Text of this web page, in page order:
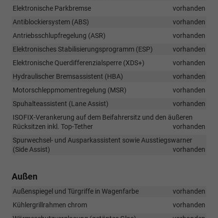
Elektronische Parkbremse
vorhanden
Antiblockiersystem (ABS)
vorhanden
Antriebsschlupfregelung (ASR)
vorhanden
Elektronisches Stabilisierungsprogramm (ESP)
vorhanden
Elektronische Querdifferenzialsperre (XDS+)
vorhanden
Hydraulischer Bremsassistent (HBA)
vorhanden
Motorschleppmomentregelung (MSR)
vorhanden
Spuhalteassistent (Lane Assist)
vorhanden
ISOFIX-Verankerung auf dem Beifahrersitz und den äußeren
Rücksitzen inkl. Top-Tether
vorhanden
Spurwechsel- und Ausparkassistent sowie Ausstiegswarner
(Side Assist)
vorhanden
Außen
Außenspiegel und Türgriffe in Wagenfarbe
vorhanden
Kühlergrillrahmen chrom
vorhanden